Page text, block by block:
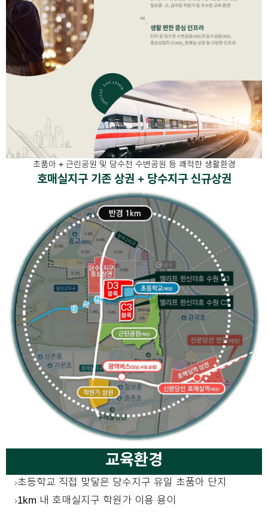
초품아 + 근린공원 및 당수천 수변공원 등 쾌적한 생활환경
호매실지구 기존 상권 + 당수지구 신규상권
교육환경
초등학교 직접 맞닿은 당수지구 유일 초품아 단지
1km 내 호매실지구 학원가 이용 용이